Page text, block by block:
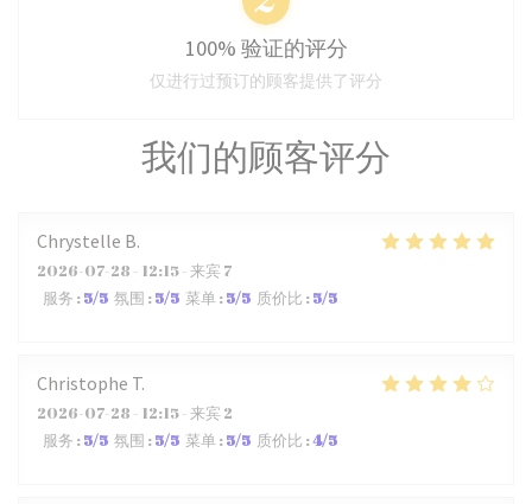
我们的顾客评分
Chrystelle B
2026-07-28 - 12:15 - 来宾 7
服务 :5/5 氛围 :5/5 菜单:5/5 质价比 :5/5
Christophe T
2026-07-28 - 12:15 - 来宾 2
服务 :5/5 氛围 :5/5 菜单:5/5 质价比 :4/5
100% 验证的评分
仅进行过预订的顾客提供了评分